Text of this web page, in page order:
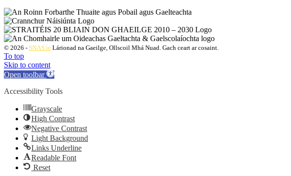
© 2026 - SNAS.ie Lárionad na Gaeilge, Ollscoil Mhá Nuad. Gach ceart ar cosaint.
To top
Skip to content
Open toolbar
Accessibility Tools
Grayscale
High Contrast
Negative Contrast
Light Background
Links Underline
Readable Font
Reset